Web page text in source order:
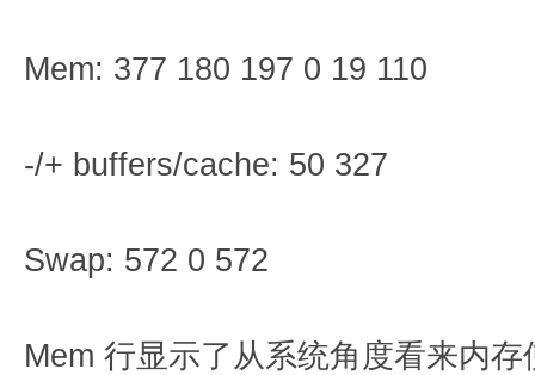
Mem: 377 180 197 0 19 110
-/+ buffers/cache: 50 327
Swap: 572 0 572
Mem 行显示了从系统角度看来内